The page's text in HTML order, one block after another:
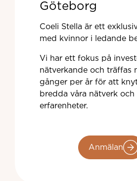
Göteborg
Coeli Stella är ett
med kvinnor i ledande
Vi har ett fokus på
nätverkande och träffas
gånger per år för att
bredda våra nätverk och
erfarenheter.
Anmälan